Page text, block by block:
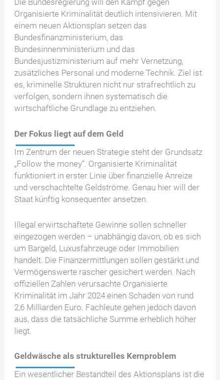
Die Bundesregierung will den Kampf gegen
Organisierte Kriminalität deutlich intensivieren. Mit
einem neuen Aktionsplan setzen das
Bundesfinanzministerium, das
Bundesinnenministerium und das
Bundesjustizministerium auf mehr Vernetzung,
zusätzliches Personal und moderne Technik. Ziel ist
es, kriminelle Strukturen nicht nur strafrechtlich zu
verfolgen, sondern ihnen systematisch die
wirtschaftliche Grundlage zu entziehen.
Der Fokus liegt auf dem Geld
Im Zentrum der neuen Strategie steht der Grundsatz
„Follow the money“. Organisierte Kriminalität
funktioniert in erster Linie über finanzielle Anreize
und verschachtelte Geldströme. Genau hier will der
Staat künftig konsequenter ansetzen.
Illegal erwirtschaftete Gewinne sollen schneller
eingezogen werden – unabhängig davon, ob es sich
um Bargeld, Luxusfahrzeuge oder Immobilien
handelt. Die Finanzermittlungen sollen gestärkt und
Vermögenswerte rascher gesichert werden. Nach
offiziellen Zahlen verursachte Organisierte
Kriminalität im Jahr 2024 einen Schaden von rund
2,6 Milliarden Euro. Fachleute gehen jedoch davon
aus, dass die tatsächliche Summe erheblich höher
liegt.
Geldwäsche als strukturelles Kernproblem
Ein wesentlicher Bestandteil des Aktionsplans ist die